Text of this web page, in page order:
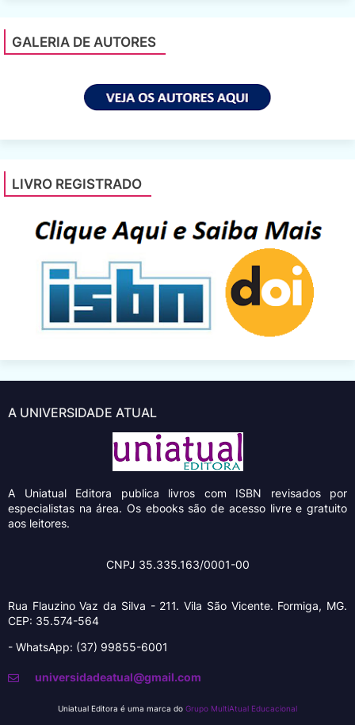
GALERIA DE AUTORES
LIVRO REGISTRADO
A UNIVERSIDADE ATUAL
A Uniatual Editora publica livros com ISBN revisados por
especialistas na área. Os ebooks são de acesso livre e gratuito
aos leitores.
CNPJ 35.335.163/0001-00
Rua Flauzino Vaz da Silva - 211.Vila São Vicente. Formiga, MG.
CEP: 35.574-564
- WhatsApp: (37) 99855-6001
universidadeatual@gmail.com
Uniatual Editora é uma marca do Grupo MultiAtual Educacional